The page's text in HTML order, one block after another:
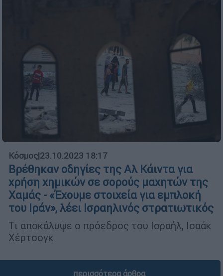
Κόσμος|23.10.2023 18:17
Βρέθηκαν οδηγίες της Αλ Κάιντα για
χρήση χημικών σε σορούς μαχητών της
Χαμάς - «Έχουμε στοιχεία για εμπλοκή
του Ιράν», λέει Ισραηλινός στρατιωτικός
Τι αποκάλυψε ο πρόεδρος του Ισραήλ, Ισαάκ
Χέρτσογκ
περισσότερα άρθρα